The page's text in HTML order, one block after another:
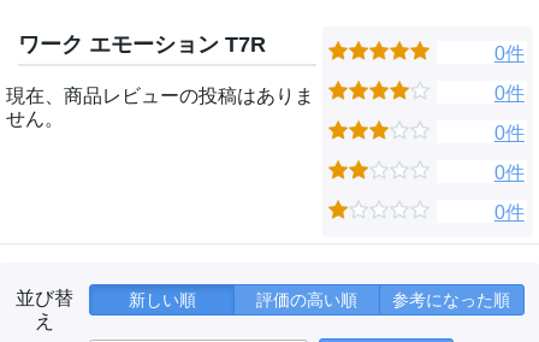
ワーク エモーション T7R
現在、商品レビューの投稿はありま
せん。
0件
0件
0件
0件
0件
並び替
え
新しい順 評価の高い順 参考になった順